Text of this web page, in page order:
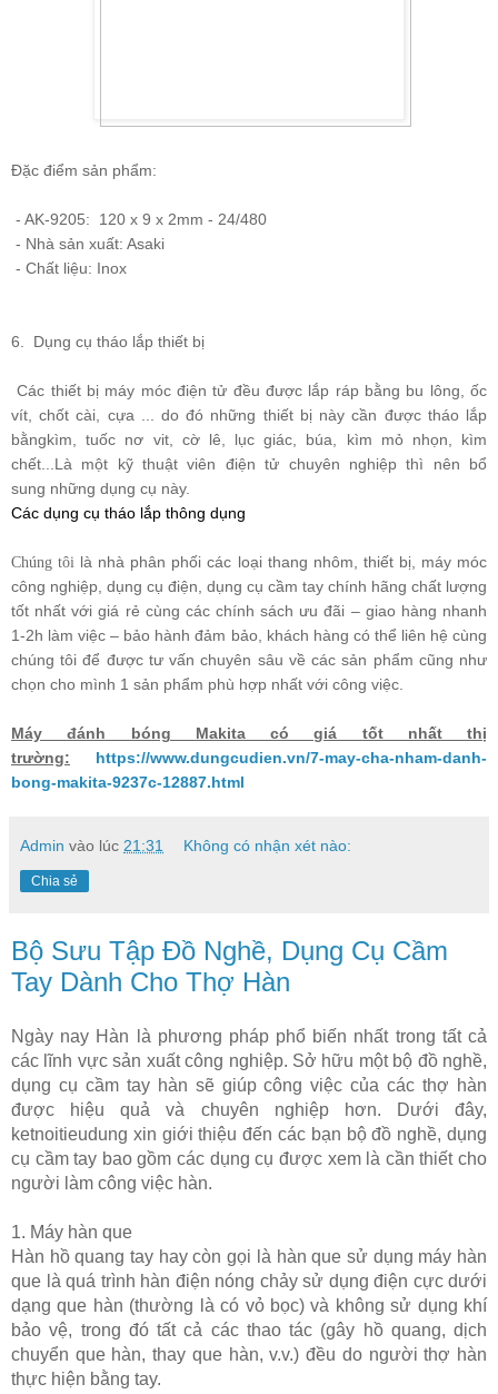
Đặc điểm sản phẩm:
- AK-9205: 120 x 9 x 2mm - 24/480
- Nhà sản xuất: Asaki
- Chất liệu: Inox
6. Dụng cụ tháo lắp thiết bị
Các thiết bị máy móc điện tử đều được lắp ráp bằng bu lông, ốc
vít, chốt cài, cựa ... do đó những thiết bị này cần được tháo lắp
bằngkìm, tuốc nơ vit, cờ lê, lục giác, búa, kìm mỏ nhọn, kìm
chết...Là một kỹ thuật viên điện tử chuyên nghiệp thì nên bổ
sung những dụng cụ này.
Các dụng cụ tháo lắp thông dụng
Chúng tôi là nhà phân phối các loại thang nhôm, thiết bị, máy móc
công nghiệp, dụng cụ điện, dụng cụ cầm tay chính hãng chất lượng
tốt nhất với giá rẻ cùng các chính sách ưu đãi – giao hàng nhanh
1-2h làm việc – bảo hành đảm bảo, khách hàng có thể liên hệ cùng
chúng tôi để được tư vấn chuyên sâu về các sản phẩm cũng như
chọn cho mình 1 sản phẩm phù hợp nhất với công việc.
Máy đánh bóng Makita có giá tốt nhất thị
trường:
https://www.dungcudien.vn/7-may-cha-nham-danh-
bong-makita-9237c-12887.html
Admin vào lúc 21:31 Không có nhận xét nào:
Chia sẻ
Bộ Sưu Tập Đồ Nghề, Dụng Cụ Cầm
Tay Dành Cho Thợ Hàn
Ngày nay Hàn là phương pháp phổ biến nhất trong tất cả
các lĩnh vực sản xuất công nghiệp. Sở hữu một bộ đồ nghề,
dụng cụ cầm tay hàn sẽ giúp công việc của các thợ hàn
được hiệu quả và chuyên nghiệp hơn. Dưới đây,
ketnoitieudung xin giới thiệu đến các bạn bộ đồ nghề, dụng
cụ cầm tay bao gồm các dụng cụ được xem là cần thiết cho
người làm công việc hàn.
1. Máy hàn que
Hàn hồ quang tay hay còn gọi là hàn que sử dụng máy hàn
que là quá trình hàn điện nóng chảy sử dụng điện cực dưới
dạng que hàn (thường là có vỏ bọc) và không sử dụng khí
bảo vệ, trong đó tất cả các thao tác (gây hồ quang, dịch
chuyển que hàn, thay que hàn, v.v.) đều do người thợ hàn
thực hiện bằng tay.